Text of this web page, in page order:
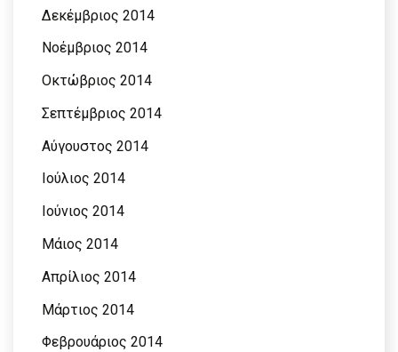
Δεκέμβριος 2014
Νοέμβριος 2014
Οκτώβριος 2014
Σεπτέμβριος 2014
Αύγουστος 2014
Ιούλιος 2014
Ιούνιος 2014
Μάιος 2014
Απρίλιος 2014
Μάρτιος 2014
Φεβρουάριος 2014